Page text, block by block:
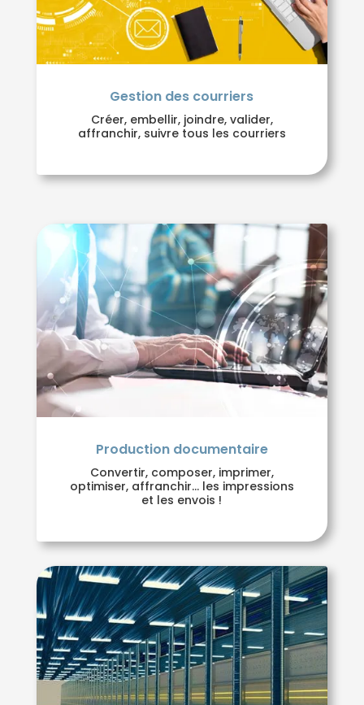
Gestion des courriers
Créer, embellir, joindre, valider,
affranchir, suivre tous les courriers
Production documentaire
Convertir, composer, imprimer,
optimiser, affranchir… les impressions
et les envois !